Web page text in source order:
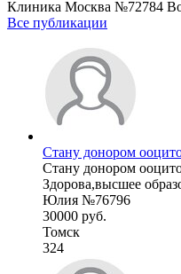
Клиника Москва №72784
Все публикации
Стану донором
Стану донором
Здорова,высшее
Юлия №76796
30000 руб.
Томск
324